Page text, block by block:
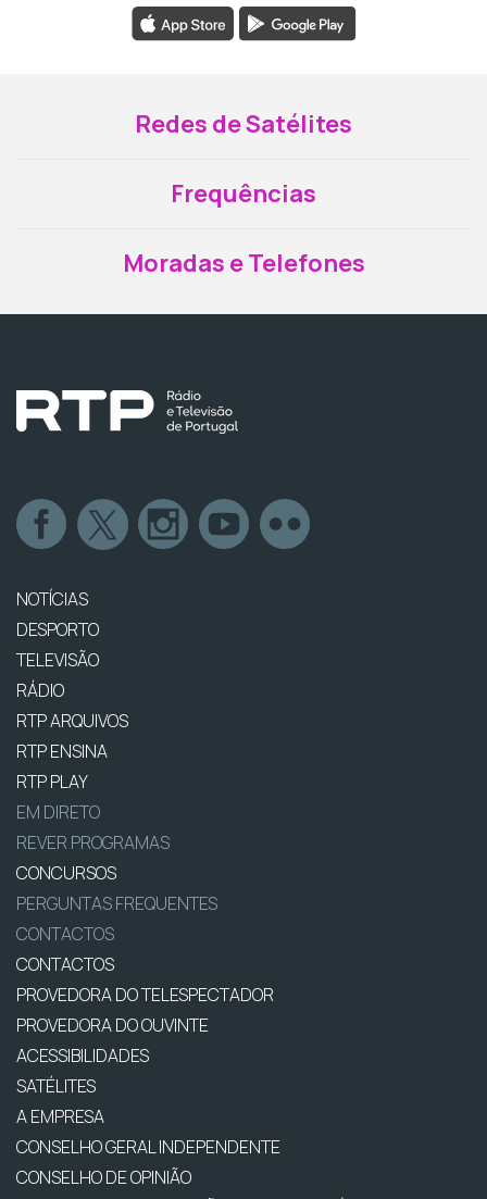
Redes de Satélites
Frequências
Moradas e Telefones
NOTÍCIAS
DESPORTO
TELEVISÃO
RÁDIO
RTP ARQUIVOS
RTP ENSINA
RTP PLAY
EM DIRETO
REVER PROGRAMAS
CONCURSOS
PERGUNTAS FREQUENTES
CONTACTOS
CONTACTOS
PROVEDORA DO TELESPECTADOR
PROVEDORA DO OUVINTE
ACESSIBILIDADES
SATÉLITES
A EMPRESA
CONSELHO GERAL INDEPENDENTE
CONSELHO DE OPINIÃO